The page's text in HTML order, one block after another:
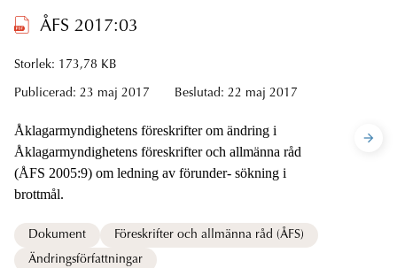
ÅFS 2017:03
Storlek: 173,78 KB
Publicerad: 23 maj 2017 Beslutad: 22 maj 2017
Åklagarmyndighetens föreskrifter om ändring i
Åklagarmyndighetens föreskrifter och allmänna råd
(ÅFS 2005:9) om ledning av förunder- sökning i
brottmål.
Dokument
Föreskrifter och allmänna råd (ÅFS)
Ändringsförfattningar